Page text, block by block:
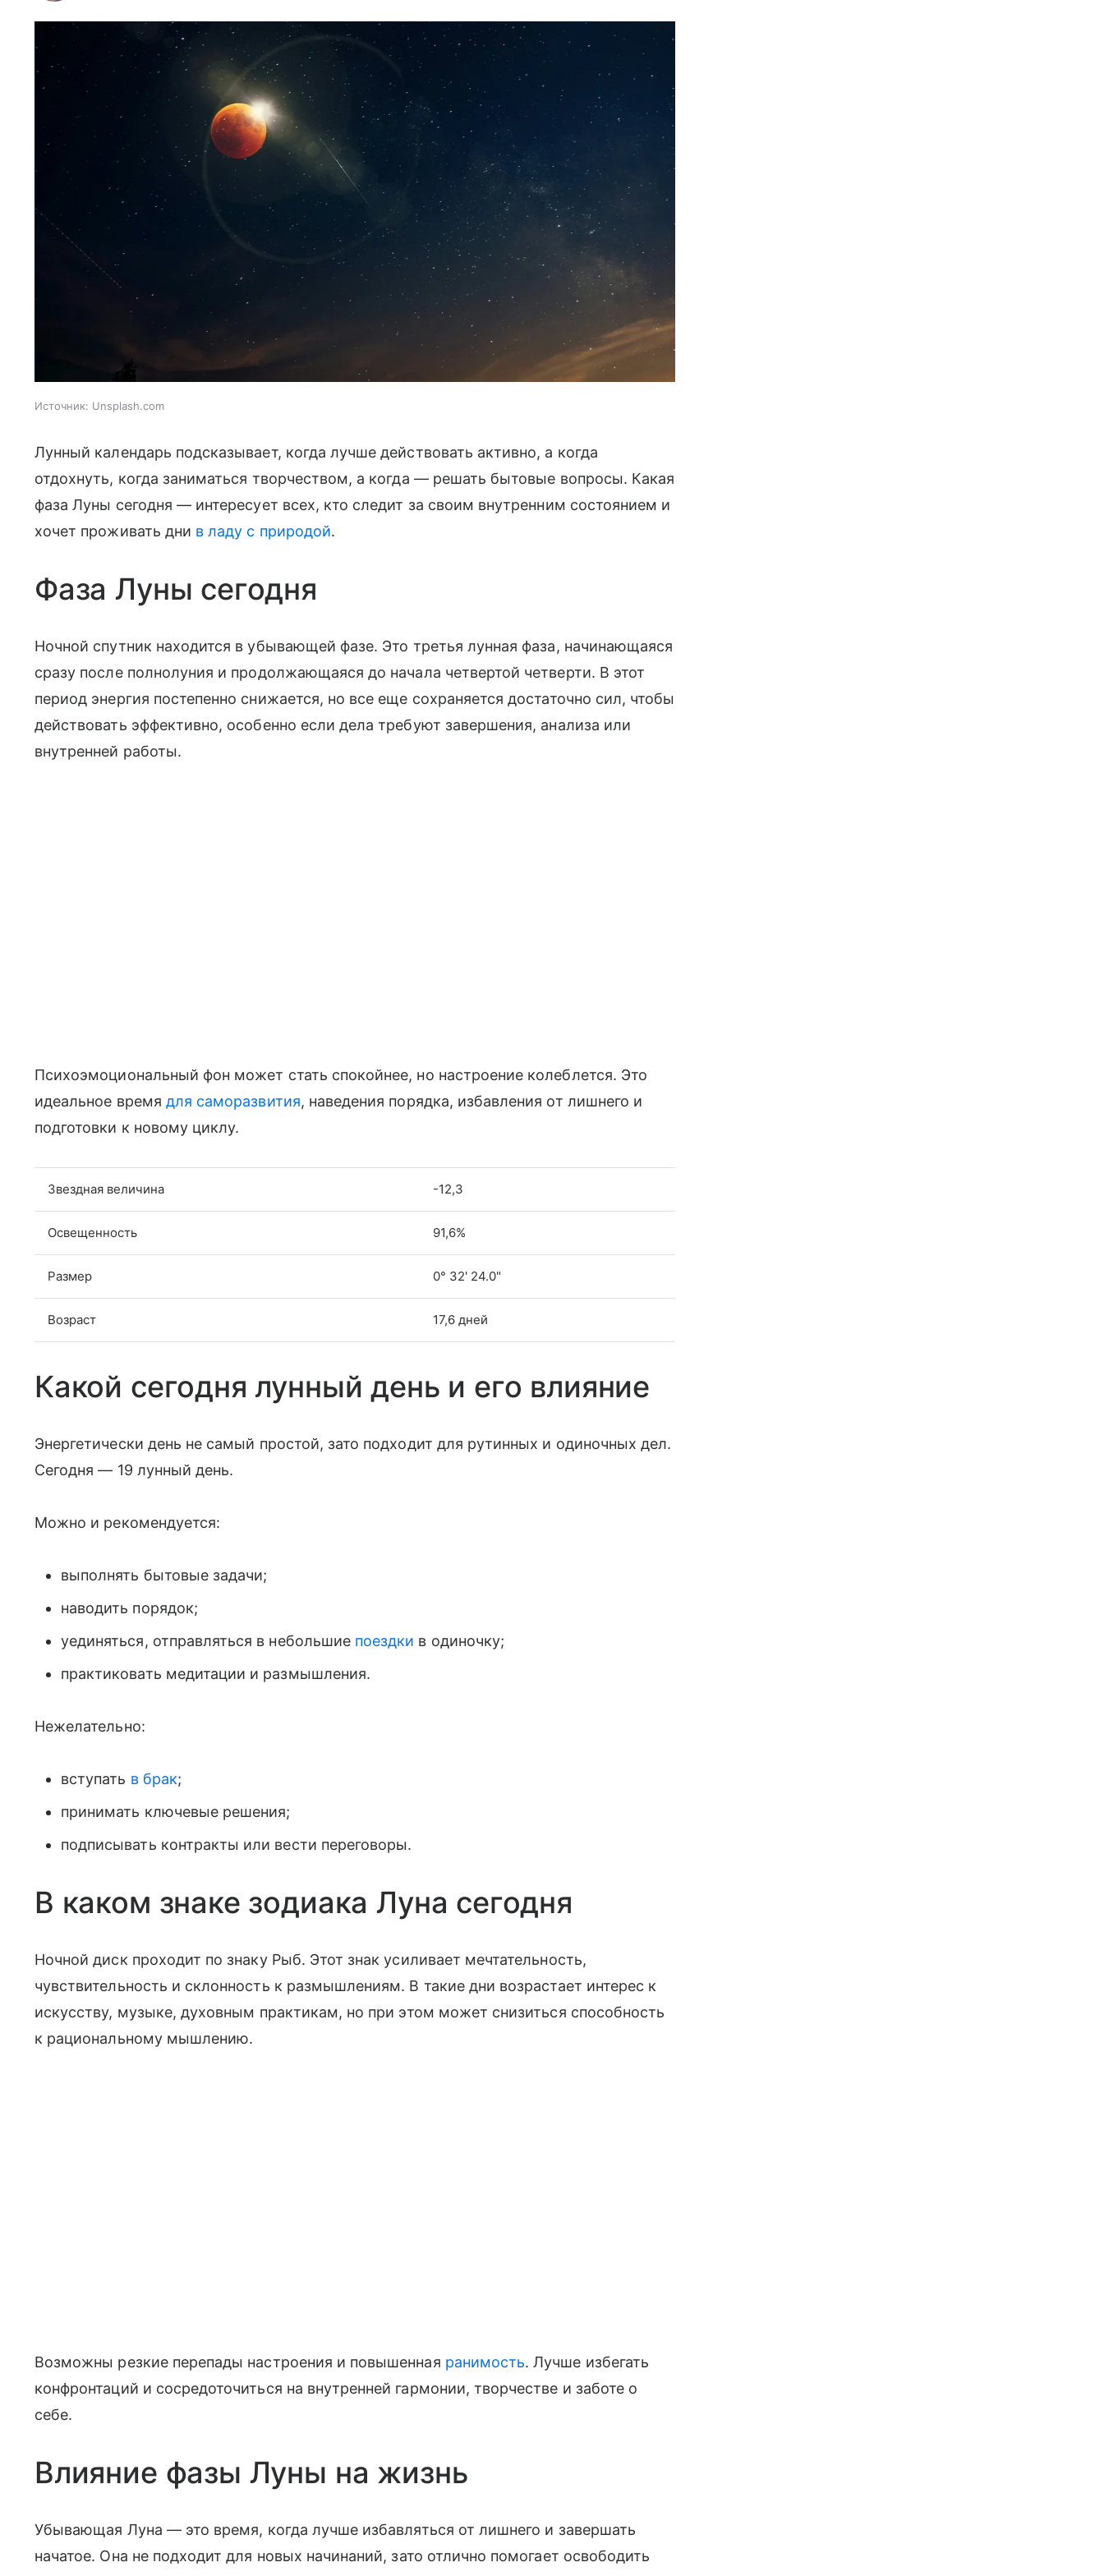
Источник: Unsplash.com
Лунный календарь подсказывает, когда лучше действовать активно, а когда
отдохнуть, когда заниматься творчеством, а когда — решать бытовые вопросы. Какая
фаза Луны сегодня — интересует всех, кто следит за своим внутренним состоянием и
хочет проживать дни в ладу с природой.
Фаза Луны сегодня
Ночной спутник находится в убывающей фазе. Это третья лунная фаза, начинающаяся
сразу после полнолуния и продолжающаяся до начала четвертой четверти. В этот
период энергия постепенно снижается, но все еще сохраняется достаточно сил, чтобы
действовать эффективно, особенно если дела требуют завершения, анализа или
внутренней работы.
Психоэмоциональный фон может стать спокойнее, но настроение колеблется. Это
идеальное время для саморазвития, наведения порядка, избавления от лишнего и
подготовки к новому циклу.
Звездная величина -12,3
Освещенность 91,6%
Размер 0° 32' 24.0"
Возраст 17,6 дней
Какой сегодня лунный день и его влияние
Энергетически день не самый простой, зато подходит для рутинных и одиночных дел.
Сегодня — 19 лунный день.
Можно и рекомендуется:
выполнять бытовые задачи;
наводить порядок;
уединяться, отправляться в небольшие поездки в одиночку;
практиковать медитации и размышления.
Нежелательно:
вступать в брак;
принимать ключевые решения;
подписывать контракты или вести переговоры.
В каком знаке зодиака Луна сегодня
Ночной диск проходит по знаку Рыб. Этот знак усиливает мечтательность,
чувствительность и склонность к размышлениям. В такие дни возрастает интерес к
искусству, музыке, духовным практикам, но при этом может снизиться способность
к рациональному мышлению.
Возможны резкие перепады настроения и повышенная ранимость. Лучше избегать
конфронтаций и сосредоточиться на внутренней гармонии, творчестве и заботе о
себе.
Влияние фазы Луны на жизнь
Убывающая Луна — это время, когда лучше избавляться от лишнего и завершать
начатое. Она не подходит для новых начинаний, зато отлично помогает освободить